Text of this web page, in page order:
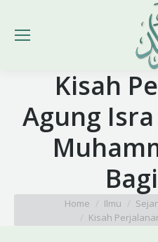
Kisah
Agung
You are here:Home Ilmu
Kisah